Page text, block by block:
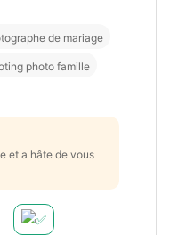
de mariage
photo famille
et a hâte de vous